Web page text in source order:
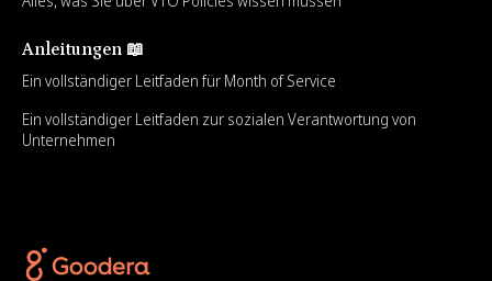
Anleitungen 📖
Ein vollständiger Leitfaden für Month of Service
Ein vollständiger Leitfaden zur sozialen Verantwortung von
Unternehmen